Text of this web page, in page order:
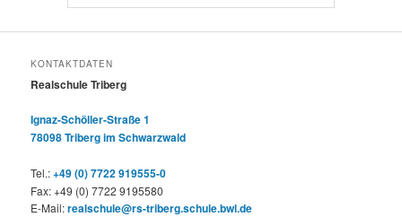
KONTAKTDATEN
Realschule Triberg
Ignaz-Schöller-Straße 1
78098 Triberg im Schwarzwald
Tel.:+49 (0) 7722 919555-0
Fax: +49 (0) 7722 9195580
E-Mail:realschule@rs-triberg.schule.bwl.de